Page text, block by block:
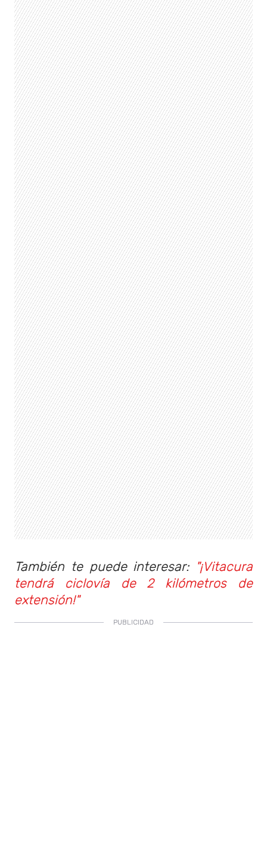
También te puede interesar: "¡Vitacura
tendrá ciclovía de 2 kilómetros de
extensión!"